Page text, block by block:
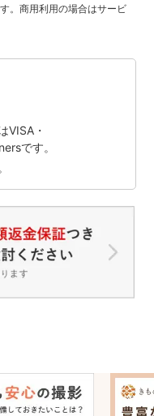
。商用利用の場合はサービ
VISA・
です。